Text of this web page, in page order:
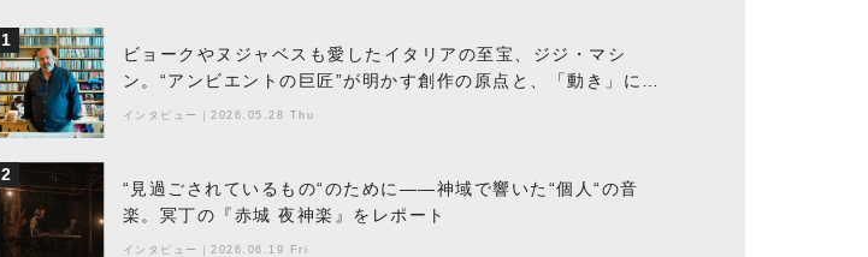
1
ビョークやヌジャベスも愛したイタリアの至宝、ジジ・マシ
ン。“アンビエントの巨匠”が明かす創作の原点と、「動き」に満
ちた最新作の背景
インタビュー 2026.05.28 Thu
2
“見過ごされているもの“のために――神域で響いた“個人“の音
楽。冥丁の『赤城 夜神楽』をレポート
インタビュー 2026.06.19 Fri